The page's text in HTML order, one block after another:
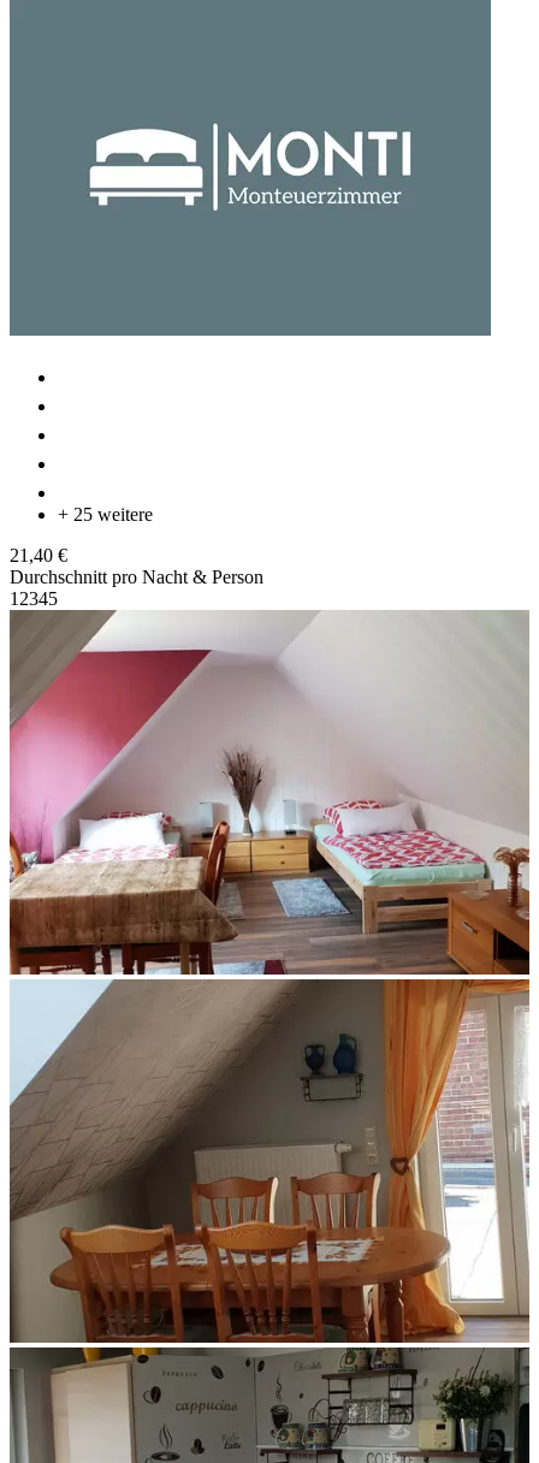
+ 25 weitere
21,40 €
Durchschnitt pro Nacht & Person
1 2345